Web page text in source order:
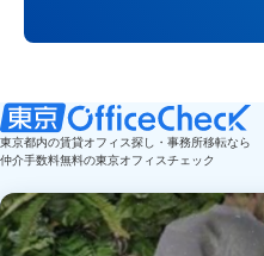
東京都内の賃貸オフィス探し・事務所移転なら
仲介手数料無料の東京オフィスチェック